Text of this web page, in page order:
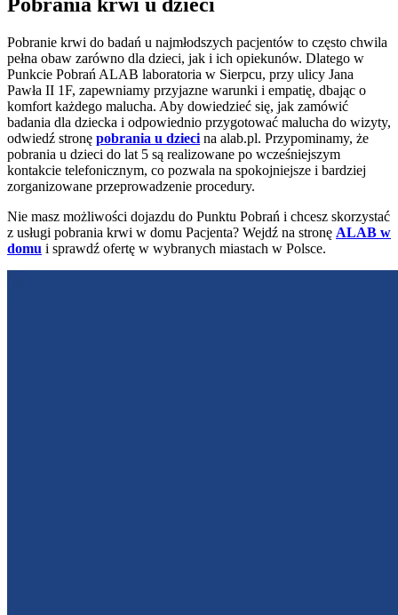
Pobranie krwi do badań u najmłodszych pacjentów to często chwila
pełna obaw zarówno dla dzieci, jak i ich opiekunów. Dlatego w
Punkcie Pobrań ALAB laboratoria w Sierpcu, przy ulicy Jana
Pawła II 1F, zapewniamy przyjazne warunki i empatię, dbając o
komfort każdego malucha. Aby dowiedzieć się, jak zamówić
badania dla dziecka i odpowiednio przygotować malucha do wizyty,
odwiedź stronę pobrania u dzieci na alab.pl. Przypominamy, że
pobrania u dzieci do lat 5 są realizowane po wcześniejszym
kontakcie telefonicznym, co pozwala na spokojniejsze i bardziej
zorganizowane przeprowadzenie procedury.
Nie masz możliwości dojazdu do Punktu Pobrań i chcesz skorzystać
z usługi pobrania krwi w domu Pacjenta? Wejdź na stronę ALAB w
domu i sprawdź ofertę w wybranych miastach w Polsce.